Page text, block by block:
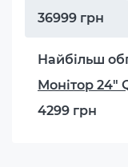
36999 грн
Найбільш
Монітор 24"
4299 грн